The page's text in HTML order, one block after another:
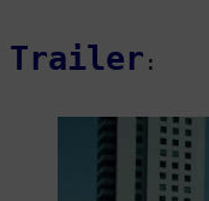
Trailer :